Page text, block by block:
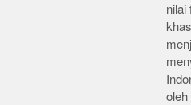
nilai
oleh